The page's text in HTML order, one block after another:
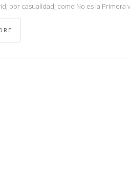
por casualidad, como No es la Primera